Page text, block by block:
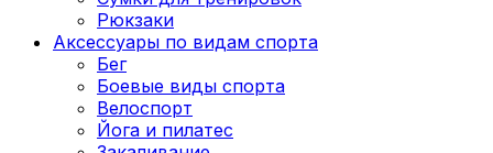
Рюкзаки
Аксессуары по видам спорта
Бег
Боевые виды спорта
Велоспорт
Йога и пилатес